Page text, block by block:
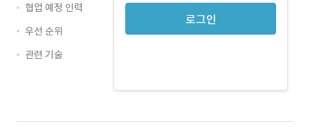
로그인
협업 예정 인력
우선 순위
관련 기술